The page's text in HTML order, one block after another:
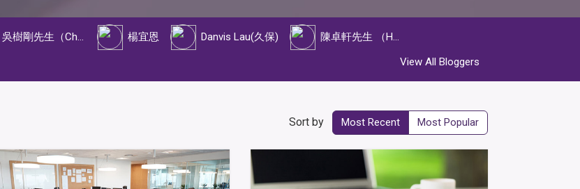
吳樹剛先生（Chris Ng） 楊宜恩 Danvis Lau(久保)
陳卓軒先生 （Henry Chan）
View All Bloggers
Sort by Most Recent Most Popular